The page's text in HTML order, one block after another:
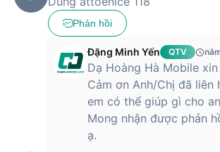
Phản hồi
Đặng Minh Yến QTV
Dạ Hoàng Hà Mobile
Cảm ơn Anh/Chị đã liên
em có thể giúp gì cho
Mong nhận được phản
ạ.